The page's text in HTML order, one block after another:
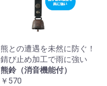
熊との遭遇を未然に防ぐ！
錆び止め加工で雨に強い
熊鈴（消音機能付）
￥570